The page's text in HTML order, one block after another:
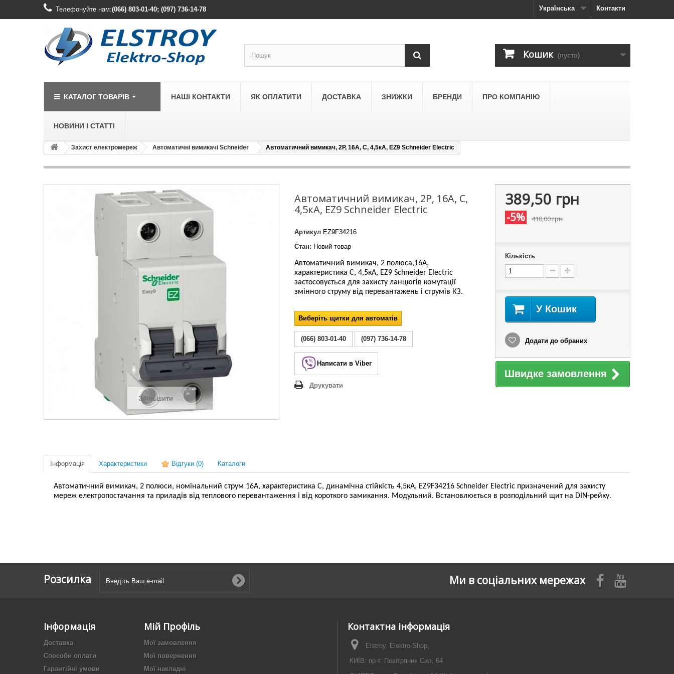
Контакти
Телефонуйте нам:(066) 803-01-40; (097) 736-14-78 Українська
Кошик (пусто)
КАТАЛОГ ТОВАРІВ
LEGRAND
Legrand Celiane
Legrand Etika
Legrand Forix
Legrand SUNO
Legrand Valena Classic
Legrand Valena Life
LEGRAND
LEZARD
Lezard Deriy
НАШІ КОНТАКТИ ЯК ОПЛАТИТИ ДОСТАВКА ЗНИЖКИ БРЕНДИ ПРО КОМПАНІЮ
НОВИНИ І СТАТТІ
Захист електромереж Автоматичні вимикачі Schneider Автоматичний вимикач, 2Р, 16А, С, 4,5кА, EZ9 Schneider Electric
Збільшити
Автоматичний вимикач, 2Р, 16А, С,
4,5кА, EZ9 Schneider Electric
Артикул EZ9F34216
Стан: Новий товар
Автоматичний вимикач, 2 полюса,16А,
характеристика С, 4,5кА, EZ9 Schneider Electric
застосовується для захисту ланцюгів комутації
змінного струму від перевантажень і струмів КЗ.
Виберіть щитки для автоматів
(066) 803-01-40 (097) 736-14-78
Написати в Viber
Друкувати
389,50 грн
-5% 410,00 грн
Кількість
У Кошик
Додати до обраних
Швидке замовлення
Інформація Характеристики Відгуки (0) Каталоги
Автоматичний вимикач, 2 полюси, номінальний струм 16А, характеристика С, динамічна стійкість 4,5кА, EZ9F34216 Schneider Electric призначений для захисту
мереж електропостачання та приладів від теплового перевантаження і від короткого замикання. Модульний. Встановлюється в розподільний щит на DIN-рейку.
Розсилка Ми в соціальних мережах
Інформація
Доставка
Способи оплати
Гарантійні умови
Мій Профіль
Мої замовлення
Мої повернення
Мої накладні
Контактна інформація
Elstroy. Elektro-Shop,
КИЇВ: пр-т. Повітряних Сил, 64